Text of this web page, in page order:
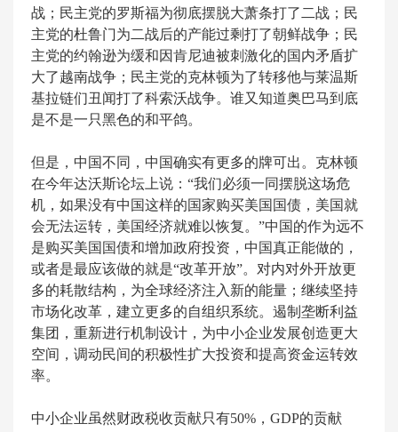
战；民主党的罗斯福为彻底摆脱大萧条打了二战；民
主党的杜鲁门为二战后的产能过剩打了朝鲜战争；民
主党的约翰逊为缓和因肯尼迪被刺激化的国内矛盾扩
大了越南战争；民主党的克林顿为了转移他与莱温斯
基拉链们丑闻打了科索沃战争。谁又知道奥巴马到底
是不是一只黑色的和平鸽。
但是，中国不同，中国确实有更多的牌可出。克林顿
在今年达沃斯论坛上说：“我们必须一同摆脱这场危
机，如果没有中国这样的国家购买美国国债，美国就
会无法运转，美国经济就难以恢复。”中国的作为远不
是购买美国国债和增加政府投资，中国真正能做的，
或者是最应该做的就是“改革开放”。对内对外开放更
多的耗散结构，为全球经济注入新的能量；继续坚持
市场化改革，建立更多的自组织系统。遏制垄断利益
集团，重新进行机制设计，为中小企业发展创造更大
空间，调动民间的积极性扩大投资和提高资金运转效
率。
中小企业虽然财政税收贡献只有50%，GDP的贡献